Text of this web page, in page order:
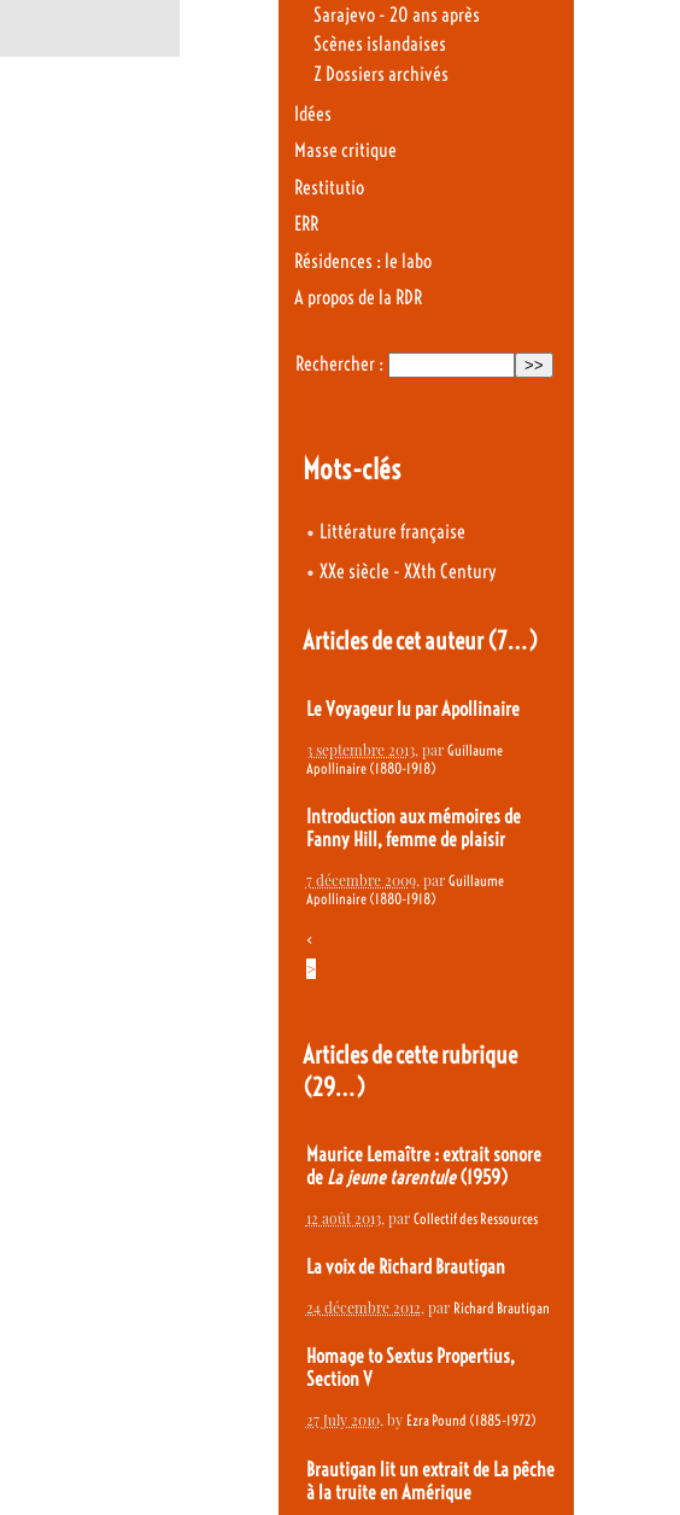
Sarajevo - 20 ans après
Scènes islandaises
Z Dossiers archivés
Idées
Masse critique
Restitutio
ERR
Résidences : le labo
A propos de la RDR
Rechercher :
Mots-clés
• Littérature française
• XXe siècle - XXth Century
Articles de cet auteur(7…)
Le Voyageur lu par Apollinaire
3 septembre 2013, par Guillaume
Apollinaire (1880-1918)
Introduction aux mémoires de
Fanny Hill, femme de plaisir
7 décembre 2009, par Guillaume
Apollinaire (1880-1918)
<
>
Articles de cette rubrique
(29…)
Maurice Lemaître : extrait sonore
de La jeune tarentule(1959)
12 août 2013, par Collectif des Ressources
La voix de Richard Brautigan
24 décembre 2012, par Richard Brautigan
Homage to Sextus Propertius,
Section V
27 July 2010, by Ezra Pound (1885-1972)
Brautigan lit un extrait de La pêche
à la truite en Amérique